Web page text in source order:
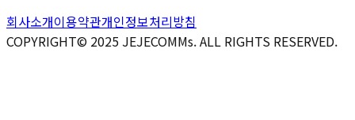
회사소개이용약관개인정보처리방침
COPYRIGHT© 2025 JEJECOMMs. ALL RIGHTS RESERVED.